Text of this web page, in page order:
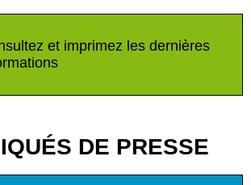
et imprimez les dernières
DE PRESSE